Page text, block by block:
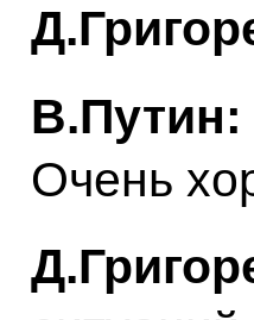
В.Путин:
Очень